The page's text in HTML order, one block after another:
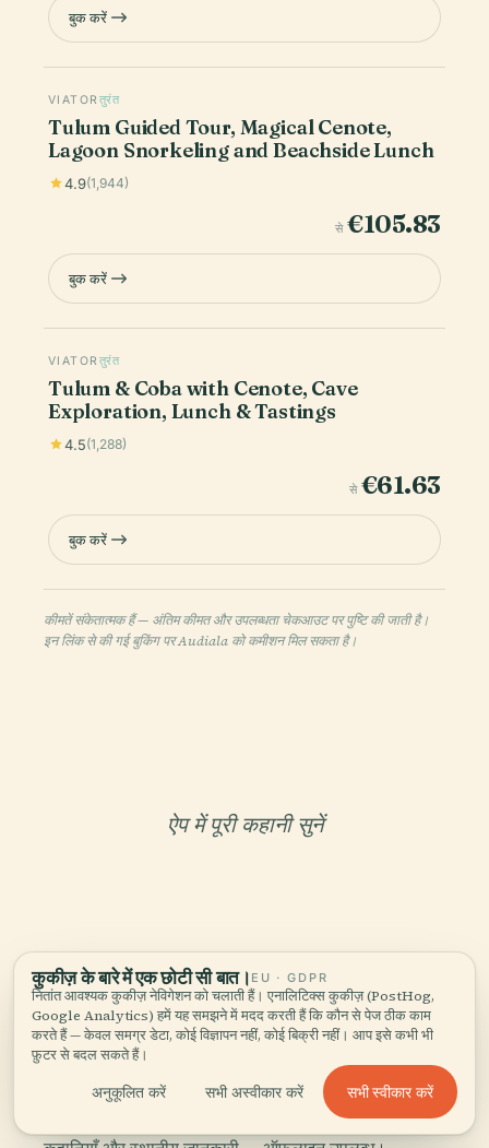
बुक करें
VIATOR तुरंत
Tulum Guided Tour, Magical Cenote,
Lagoon Snorkeling and Beachside Lunch
4.9(1,944)
से €105.83
बुक करें
VIATOR तुरंत
Tulum & Coba with Cenote, Cave
Exploration, Lunch & Tastings
4.5(1,288)
से €61.63
बुक करें
कीमतें संकेतात्मक हैं — अंतिम कीमत और उपलब्धता चेकआउट पर पुष्टि की जाती है।
इन लिंक से की गई बुकिंग पर Audiala को कमीशन मिल सकता है।
ऐप में पूरी कहानी सुनें
आपका निजी क्यूरेटर
पूरा तुलुम के माया खंडहर,
बखूबी सुनाया गया।
96 देशों के 1,100+ शहरों के लिए ऑडियो गाइड। इतिहास,
कुकीज़ के बारे में एक छोटी सी बात। EU · GDPR
नितांत आवश्यक कुकीज़ नेविगेशन को चलाती हैं। एनालिटिक्स कुकीज़ (PostHog,
Google Analytics) हमें यह समझने में मदद करती हैं कि कौन से पेज ठीक काम
करते हैं — केवल समग्र डेटा, कोई विज्ञापन नहीं, कोई बिक्री नहीं। आप इसे कभी भी
फ़ुटर से बदल सकते हैं।
अनुकूलित करें सभी अस्वीकार करें सभी स्वीकार करें